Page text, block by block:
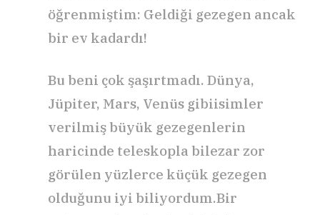
öğrenmiştim: Geldiği gezegen ancak
bir ev kadardı!
Bu beni çok şaşırtmadı. Dünya,
Jüpiter, Mars, Venüs gibiisimler
verilmiş büyük gezegenlerin
haricinde teleskopla bilezar zor
görülen yüzlerce küçük gezegen
olduğunu iyi biliyordum.Bir